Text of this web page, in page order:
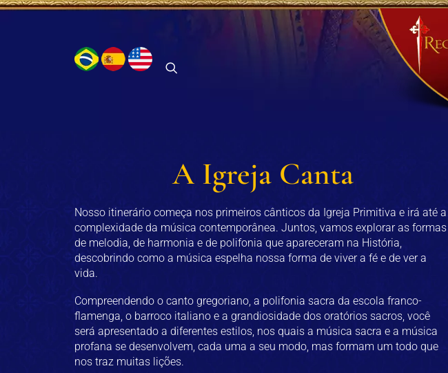
A Igreja Canta
Nosso itinerário começa nos primeiros cânticos da Igreja Primitiva e irá até a
complexidade da música contemporânea. Juntos, vamos explorar as formas
de melodia, de harmonia e de polifonia que apareceram na História,
descobrindo como a música espelha nossa forma de viver a fé e de ver a
vida.
Compreendendo o canto gregoriano, a polifonia sacra da escola franco-
flamenga, o barroco italiano e a grandiosidade dos oratórios sacros, você
será apresentado a diferentes estilos, nos quais a música sacra e a música
profana se desenvolvem, cada uma a seu modo, mas formam um todo que
nos traz muitas lições.